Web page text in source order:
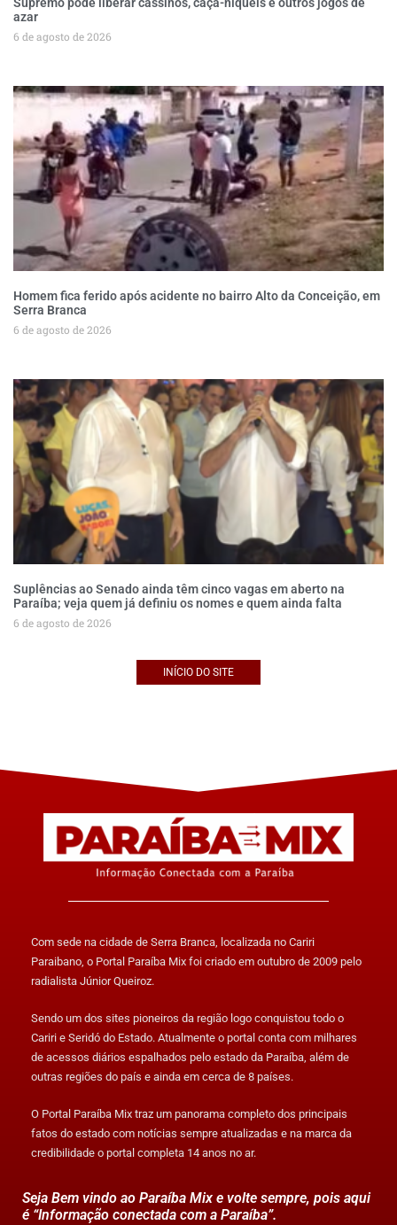
azar
6 de agosto de 2026
Homem fica ferido após acidente no bairro Alto da Conceição, em
Serra Branca
6 de agosto de 2026
Suplências ao Senado ainda têm cinco vagas em aberto na
Paraíba; veja quem já definiu os nomes e quem ainda falta
6 de agosto de 2026
INÍCIO DO SITE
Com sede na cidade de Serra Branca, localizada no Cariri
Paraibano, o Portal Paraíba Mix foi criado em outubro de 2009 pelo
radialista Júnior Queiroz.
Sendo um dos sites pioneiros da região logo conquistou todo o
Cariri e Seridó do Estado. Atualmente o portal conta com milhares
de acessos diários espalhados pelo estado da Paraíba, além de
outras regiões do país e ainda em cerca de 8 países.
O Portal Paraíba Mix traz um panorama completo dos principais
fatos do estado com notícias sempre atualizadas e na marca da
credibilidade o portal completa 14 anos no ar.
Seja Bem vindo ao Paraíba Mix e volte sempre, pois aqui
é “Informação conectada com a Paraíba”.